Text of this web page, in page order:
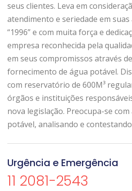
seus clientes. Leva em
atendimento e seriedade em suas
“1996” e com muita força e
empresa reconhecida pela
em seus compromissos através
fornecimento de água potável.
com reservatório de 600M³
órgãos e instituições
nova legislação. Preocupa-se
potável, analisando e
Urgência e Emergência
11 2081-2543